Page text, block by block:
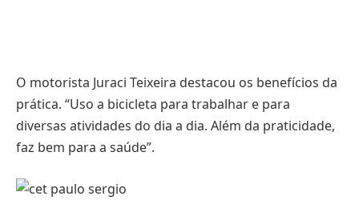
O motorista Juraci Teixeira destacou os benefícios da
prática. “Uso a bicicleta para trabalhar e para
diversas atividades do dia a dia. Além da praticidade,
faz bem para a saúde”.